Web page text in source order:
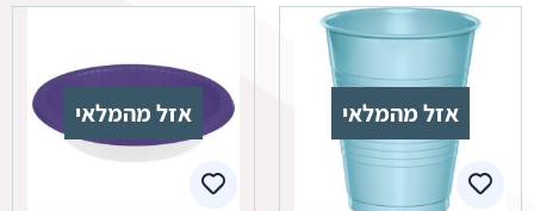
אזל מהמלאי אזל מהמלאי